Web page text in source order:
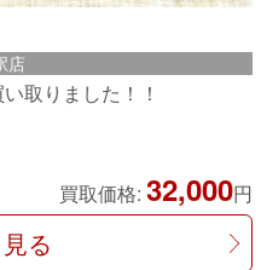
店
取りました！！
買取価格: 32,000円
る